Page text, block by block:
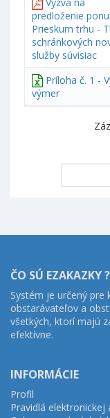
predloženie
Prieskum trhu -
schránkových
služby súvisiac
Príloha č. 1 -
výmer
ČO SÚ EZAKAZKY ?
Systém je určený pre
obstarávateľov a
všetkých, ktorí majú
efektívne.
INFORMÁCIE
Profil
Pravidlá elektronickej